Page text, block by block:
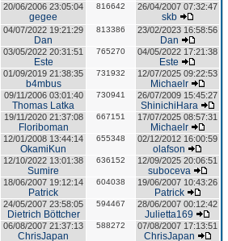
20/06/2006 23:05:04
gegee
816642 26/04/2007 07:32:47
skb
04/07/2022 19:21:29
Dan
813386 23/02/2023 16:58:56
Dan
03/05/2022 20:31:51
Este
765270 04/05/2022 17:21:38
Este
01/09/2019 21:38:35
b4mbus
731932 12/07/2025 09:22:53
Michaelr
09/11/2006 03:01:40
Thomas Latka
730941 26/07/2009 15:45:27
ShinichiHara
19/11/2020 21:37:08
Floriboman
667151 17/07/2025 08:57:31
Michaelr
12/01/2008 13:44:14
OkamiKun
655348 02/12/2012 16:00:59
olafson
12/10/2022 13:01:38
Sumire
636152 12/09/2025 20:06:51
suboceva
18/06/2007 19:12:14
Patrick
604038 19/06/2007 10:43:26
Patrick
24/05/2007 23:58:05
Dietrich Böttcher
594467 28/06/2007 00:12:42
Julietta169
06/08/2007 21:37:13
ChrisJapan
588272 07/08/2007 17:13:51
ChrisJapan